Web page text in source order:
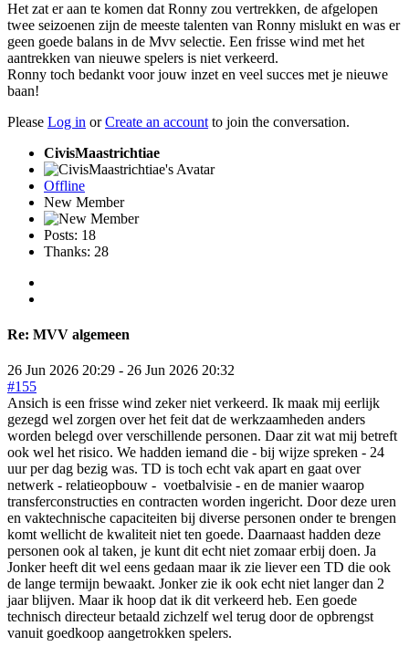
Het zat er aan te komen dat Ronny zou vertrekken, de afgelopen
twee seizoenen zijn de meeste talenten van Ronny mislukt en was er
geen goede balans in de Mvv selectie. Een frisse wind met het
aantrekken van nieuwe spelers is niet verkeerd.
Ronny toch bedankt voor jouw inzet en veel succes met je nieuwe
baan!
Please Log in orCreate an account to join the conversation.
CivisMaastrichtiae
Offline
New Member
Posts: 18
Thanks: 28
Re: MVV algemeen
26 Jun 2026 20:29 - 26 Jun 2026 20:32
#155
Ansich is een frisse wind zeker niet verkeerd. Ik maak mij eerlijk
gezegd wel zorgen over het feit dat de werkzaamheden anders
worden belegd over verschillende personen. Daar zit wat mij betreft
ook wel het risico. We hadden iemand die - bij wijze spreken - 24
uur per dag bezig was. TD is toch echt vak apart en gaat over
netwerk - relatieopbouw - voetbalvisie - en de manier waarop
transferconstructies en contracten worden ingericht. Door deze uren
en vaktechnische capaciteiten bij diverse personen onder te brengen
komt wellicht de kwaliteit niet ten goede. Daarnaast hadden deze
personen ook al taken, je kunt dit echt niet zomaar erbij doen. Ja
Jonker heeft dit wel eens gedaan maar ik zie liever een TD die ook
de lange termijn bewaakt. Jonker zie ik ook echt niet langer dan 2
jaar blijven. Maar ik hoop dat ik dit verkeerd heb. Een goede
technisch directeur betaald zichzelf wel terug door de opbrengst
vanuit goedkoop aangetrokken spelers.